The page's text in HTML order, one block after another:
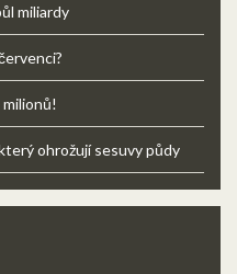
miliardy
ohrožují sesuvy půdy